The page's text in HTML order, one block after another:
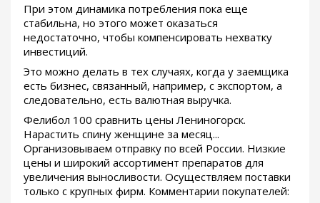
При этом динамика потребления пока еще
стабильна, но этого может оказаться
недостаточно, чтобы компенсировать нехватку
инвестиций.
Это можно делать в тех случаях, когда у заемщика
есть бизнес, связанный, например, с экспортом, а
следовательно, есть валютная выручка.
Фелибол 100 сравнить цены Лениногорск.
Нарастить спину женщине за месяц...
Организовываем отправку по всей России. Низкие
цены и широкий ассортимент препаратов для
увеличения выносливости. Осуществляем поставки
только с крупных фирм. Комментарии покупателей: